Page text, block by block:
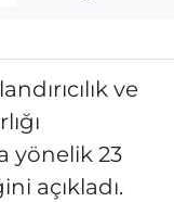
ve
yönelik 23
açıkladı.